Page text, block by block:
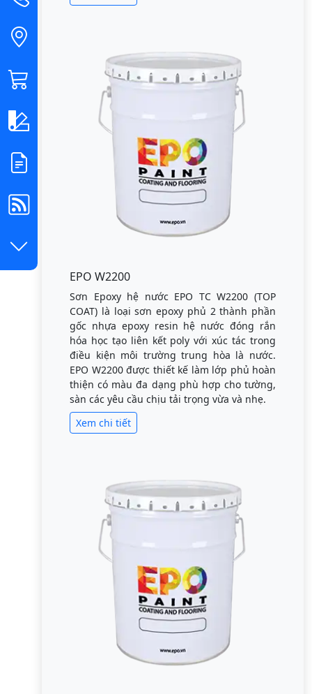
EPO W2200
Sơn Epoxy hệ nước EPO TC W2200 (TOP
COAT) là loại sơn epoxy phủ 2 thành phần
gốc nhựa epoxy resin hệ nước đóng rắn
hóa học tạo liên kết poly với xúc tác trong
điều kiện môi trường trung hòa là nước.
EPO W2200 được thiết kế làm lớp phủ hoàn
thiện có màu đa dạng phù hợp cho tường,
sàn các yêu cầu chịu tải trọng vừa và nhẹ.
Xem chi tiết